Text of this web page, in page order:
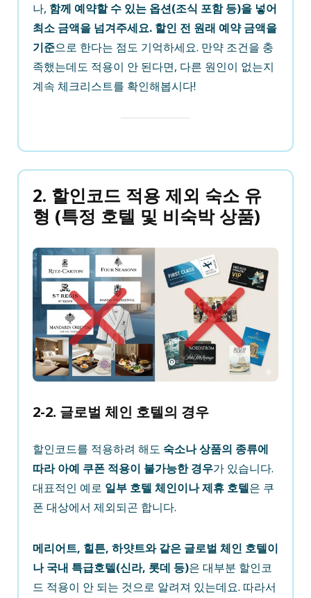
나, 함께 예약할 수 있는 옵션(조식 포함 등)을 넣어
최소 금액을 넘겨주세요. 할인 전 원래 예약 금액을
기준으로 한다는 점도 기억하세요. 만약 조건을 충
족했는데도 적용이 안 된다면, 다른 원인이 없는지
계속 체크리스트를 확인해봅시다!
2. 할인코드 적용 제외 숙소 유
형 (특정 호텔 및 비숙박 상품)
2-2. 글로벌 체인 호텔의 경우
할인코드를 적용하려 해도 숙소나 상품의 종류에
따라 아예 쿠폰 적용이 불가능한 경우가 있습니다.
대표적인 예로 일부 호텔 체인이나 제휴 호텔은 쿠
폰 대상에서 제외되곤 합니다.
메리어트, 힐튼, 하얏트와 같은 글로벌 체인 호텔이
나 국내 특급호텔(신라, 롯데 등)은 대부분 할인코
드 적용이 안 되는 것으로 알려져 있는데요. 따라서